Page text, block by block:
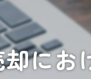
にお